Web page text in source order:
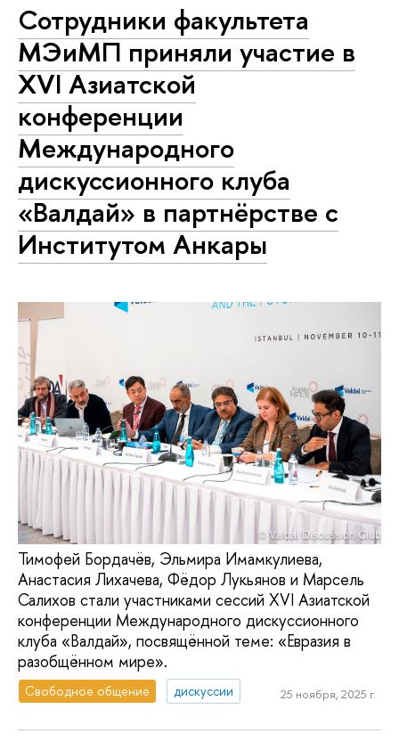
Сотрудники факультета
МЭиМП приняли участие в
XVI Азиатской
конференции
Международного
дискуссионного клуба
«Валдай» в партнёрстве с
Институтом Анкары
Тимофей Бордачёв, Эльмира Имамкулиева,
Анастасия Лихачева, Фёдор Лукьянов и Марсель
Салихов стали участниками сессий XVI Азиатской
конференции Международного дискуссионного
клуба «Валдай», посвящённой теме: «Евразия в
разобщённом мире».
Свободное общение дискуссии 25 ноября, 2025 г.